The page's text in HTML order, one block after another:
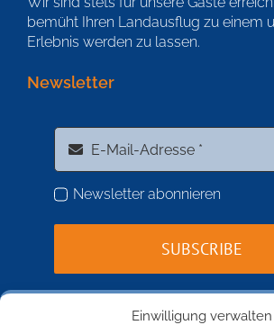
Einwilligung verwalten
bemüht Ihren Landausflug zu einem
Erlebnis werden zu lassen.
Newsletter
Newsletter abonnieren
SUBSCRIBE